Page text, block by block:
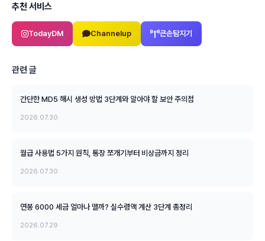
추천 서비스
TodayDM Channelup 큰손탐지기
관련 글
간단한 MD5 해시 생성 방법 3단계와 알아야 할 보안 주의점
2026.07.30
월급 사용법 5가지 원칙, 통장 쪼개기부터 비상금까지 정리
2026.07.30
연봉 6000 세금 얼마나 뗄까? 실수령액 계산 3단계 총정리
2026.07.29